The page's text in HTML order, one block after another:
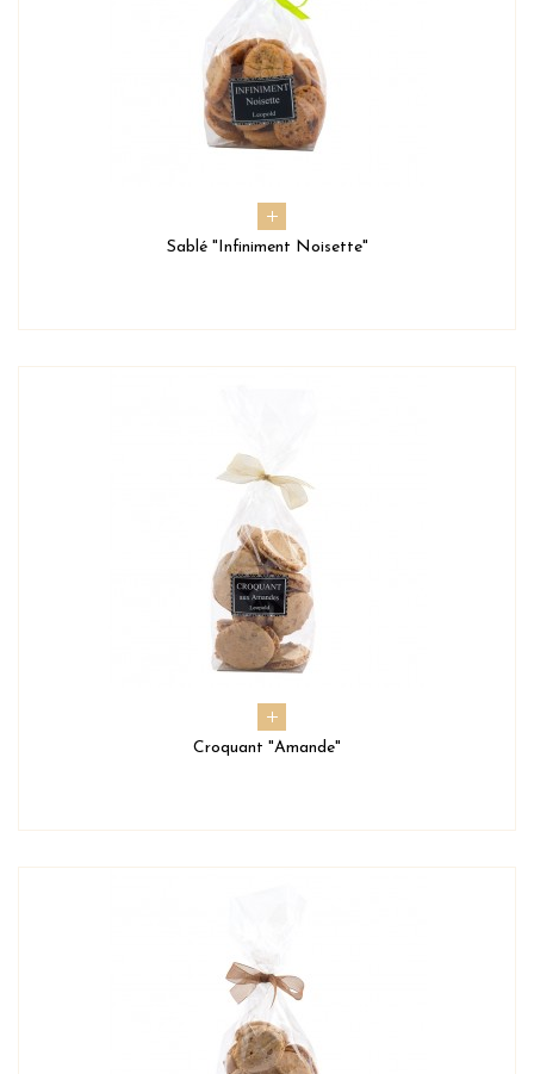
Sablé "Infiniment Noisette"
Croquant "Amande"